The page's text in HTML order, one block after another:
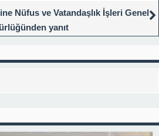
Nüfus ve Vatandaşlık İşleri Genel
yanıt